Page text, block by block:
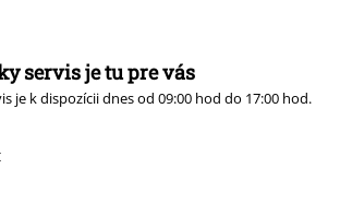
servis je tu pre vás
je k dispozícii dnes od 09:00 hod do 17:00 hod.